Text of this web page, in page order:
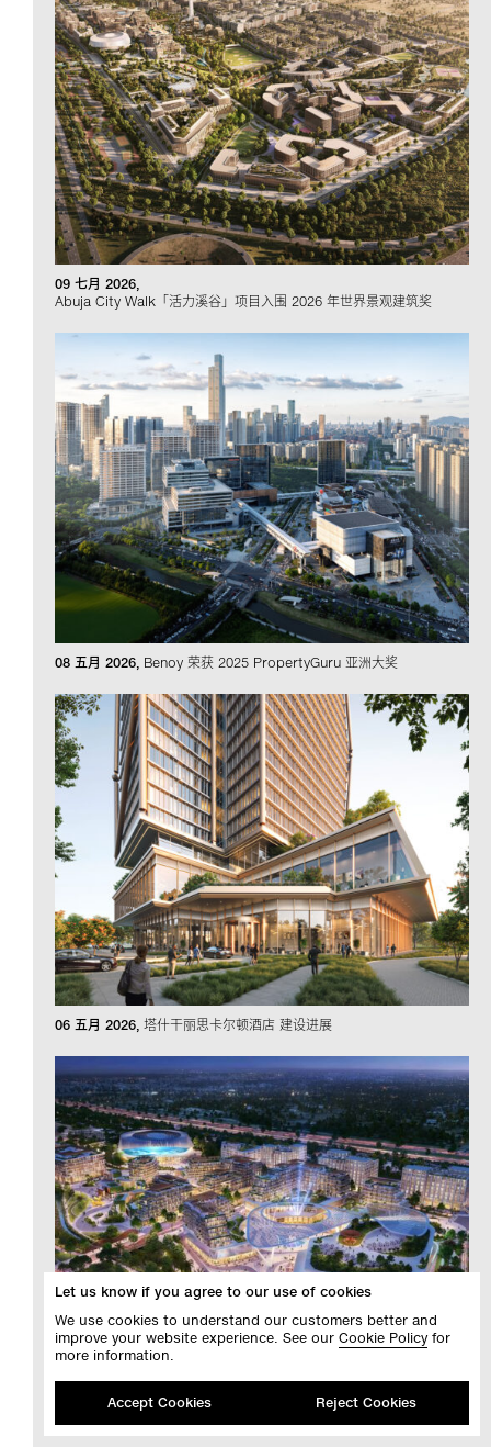
09 七月 2026
Abuja City Walk「活力溪谷」项目入围 2026 年世界景观建筑奖
08 五月 2026 Benoy 荣获 2025 PropertyGuru 亚洲大奖
06 五月 2026 塔什干丽思卡尔顿酒店 建设进展
16 三月 2026
Benoy贝诺揭晓城市漫步(City Walk)总体规划：阿布贾将迎来非洲第一
高楼
Let us know if you agree to our use of cookies
We use cookies to understand our customers better and
improve your website experience. See our Cookie Policyfor
more information.
Accept Cookies Reject Cookies